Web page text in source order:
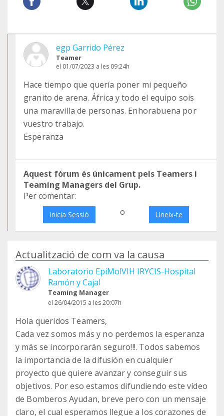
egp Garrido Pérez
Teamer
el 01/07/2023 a les 09:24h
Hace tiempo que quería poner mi pequeño
granito de arena. África y todo el equipo sois
una maravilla de personas. Enhorabuena por
vuestro trabajo.
Esperanza
Aquest fòrum és únicament pels Teamers i
Teaming Managers del Grup.
Per comentar:
Inicia Sessió o Uneix-te
Actualització de com va la causa
Laboratorio EpiMolVIH IRYCIS-Hospital
Ramón y Cajal
Teaming Manager
el 26/04/2015 a les 20:07h
Hola queridos Teamers,
Cada vez somos más y no perdemos la esperanza
y más se incorporarán seguro!!!. Todos sabemos
la importancia de la difusión en cualquier
proyecto que quiere avanzar y conseguir sus
objetivos. Por eso estamos difundiendo este vídeo
de Bomberos Ayudan, breve pero con un mensaje
claro, el cual esperamos llegue a los corazones de